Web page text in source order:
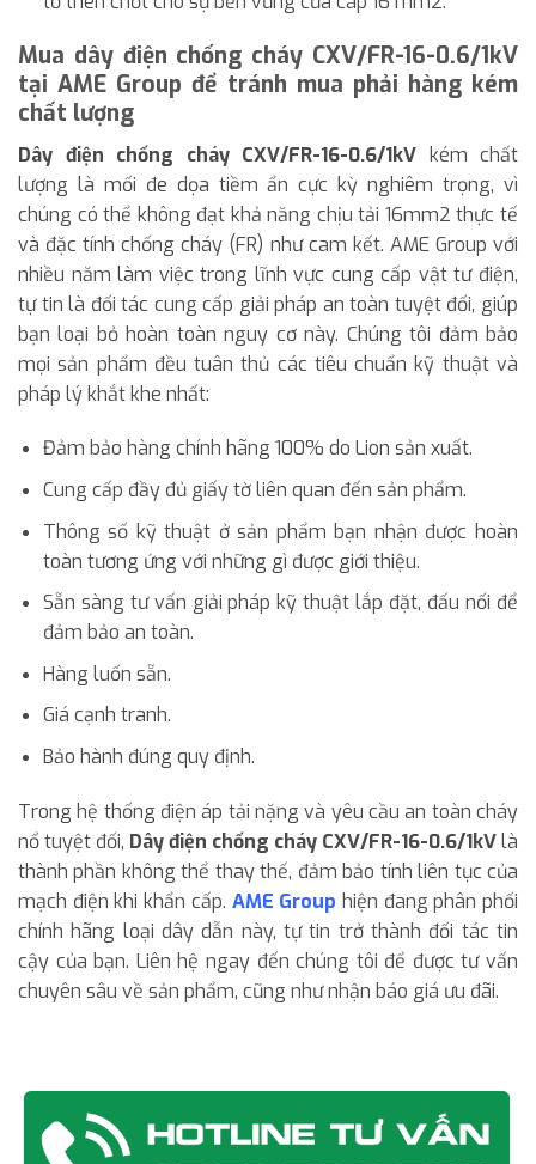
Mua dây điện chống cháy CXV/FR-16-0.6/1kV
tại AME Group để tránh mua phải hàng kém
chất lượng
Dây điện chống cháy CXV/FR-16-0.6/1kV kém chất
lượng là mối đe dọa tiềm ẩn cực kỳ nghiêm trọng, vì
chúng có thể không đạt khả năng chịu tải 16mm2 thực tế
và đặc tính chống cháy (FR) như cam kết. AME Group với
nhiều năm làm việc trong lĩnh vực cung cấp vật tư điện,
tự tin là đối tác cung cấp giải pháp an toàn tuyệt đối, giúp
bạn loại bỏ hoàn toàn nguy cơ này. Chúng tôi đảm bảo
mọi sản phẩm đều tuân thủ các tiêu chuẩn kỹ thuật và
pháp lý khắt khe nhất:
Đảm bảo hàng chính hãng 100% do Lion sản xuất.
Cung cấp đầy đủ giấy tờ liên quan đến sản phẩm.
Thông số kỹ thuật ở sản phẩm bạn nhận được hoàn
toàn tương ứng với những gì được giới thiệu.
Sẵn sàng tư vấn giải pháp kỹ thuật lắp đặt, đấu nối để
đảm bảo an toàn.
Hàng luốn sẵn.
Giá cạnh tranh.
Bảo hành đúng quy định.
Trong hệ thống điện áp tải nặng và yêu cầu an toàn cháy
nổ tuyệt đối, Dây điện chống cháy CXV/FR-16-0.6/1kVlà
thành phần không thể thay thế, đảm bảo tính liên tục của
mạch điện khi khẩn cấp. AME Group hiện đang phân phối
chính hãng loại dây dẫn này, tự tin trở thành đối tác tin
cậy của bạn. Liên hệ ngay đến chúng tôi để được tư vấn
chuyên sâu về sản phẩm, cũng như nhận báo giá ưu đãi.